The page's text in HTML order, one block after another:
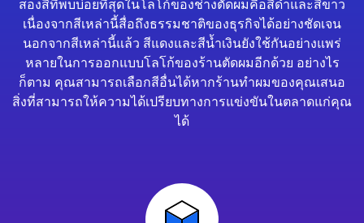
สองสีที่พบบ่อยที่สุดในโลโก้ของช่างตัดผมคือสีดำและสีขาว
เนื่องจากสีเหล่านี้สื่อถึงธรรมชาติของธุรกิจได้อย่างชัดเจน
นอกจากสีเหล่านี้แล้ว สีแดงและสีน้ำเงินยังใช้กันอย่างแพร่
หลายในการออกแบบโลโก้ของร้านตัดผมอีกด้วย อย่างไร
ก็ตาม คุณสามารถเลือกสีอื่นได้หากร้านทำผมของคุณเสนอ
สิ่งที่สามารถให้ความได้เปรียบทางการแข่งขันในตลาดแก่คุณ
ได้